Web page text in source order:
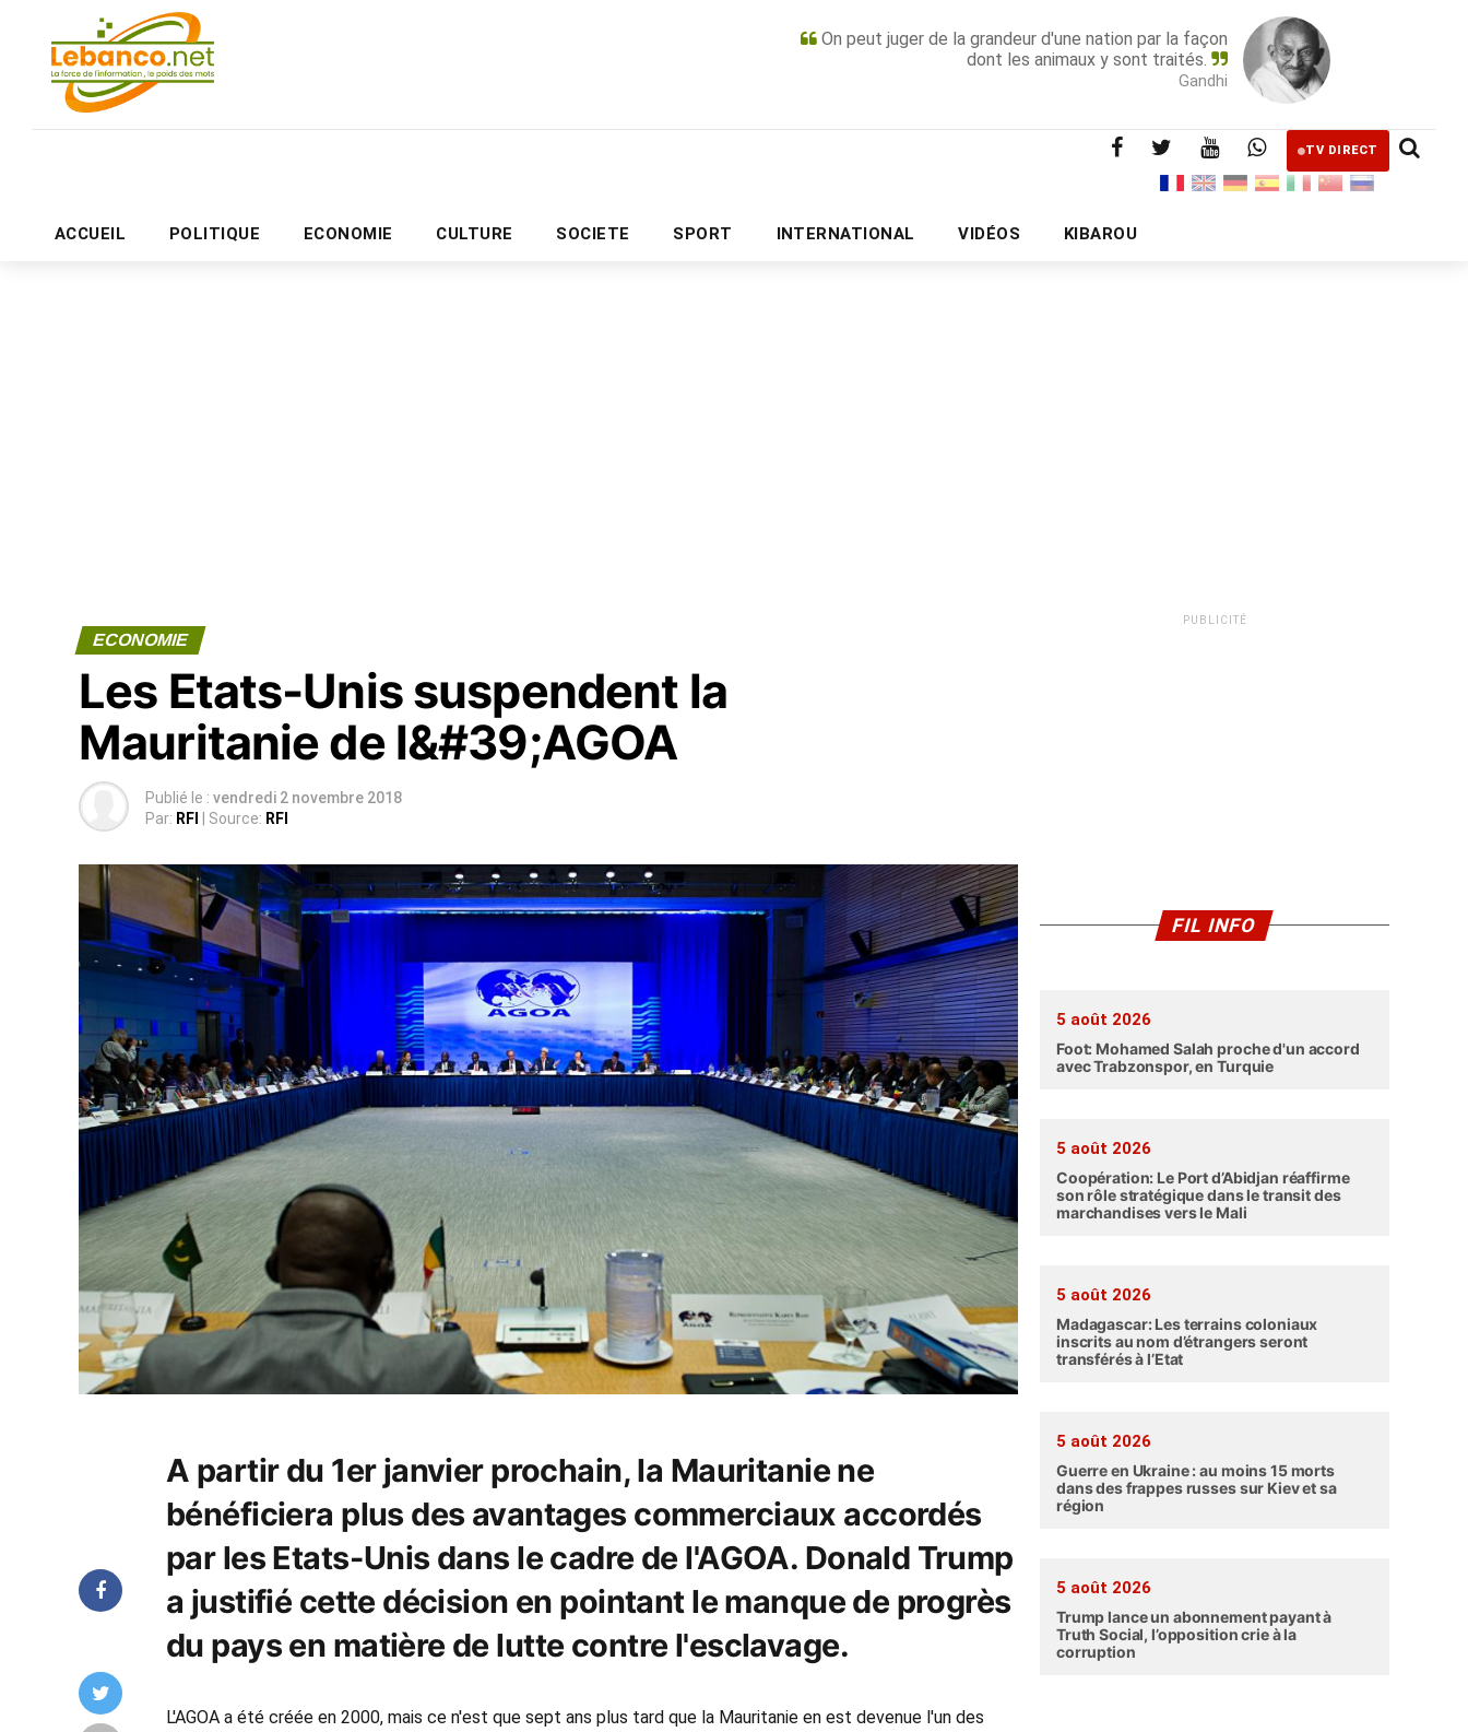
On peut juger de la grandeur d'une nation par la façon
dont les animaux y sont traités.
Gandhi
TV DIRECT
ACCUEIL POLITIQUE ECONOMIE CULTURE SOCIETE SPORT INTERNATIONAL VIDÉOS KIBAROU
PUBLICITÉ
ECONOMIE
Les Etats-Unis suspendent la
Mauritanie de l&#39;AGOA
Publié le : vendredi 2 novembre 2018
Par: RFI | Source: RFI
A partir du 1er janvier prochain, la Mauritanie ne
bénéficiera plus des avantages commerciaux accordés
par les Etats-Unis dans le cadre de l'AGOA. Donald Trump
a justifié cette décision en pointant le manque de progrès
du pays en matière de lutte contre l'esclavage.
L'AGOA a été créée en 2000, mais ce n'est que sept ans plus tard que la Mauritanie en est devenue l'un des
PUBLICITÉ
FIL INFO
5 août 2026
Foot: Mohamed Salah proche d'un accord
avec Trabzonspor, en Turquie
5 août 2026
Coopération: Le Port d’Abidjan réaffirme
son rôle stratégique dans le transit des
marchandises vers le Mali
5 août 2026
Madagascar: Les terrains coloniaux
inscrits au nom d’étrangers seront
transférés à l’Etat
5 août 2026
Guerre en Ukraine : au moins 15 morts
dans des frappes russes sur Kiev et sa
région
5 août 2026
Trump lance un abonnement payant à
Truth Social, l’opposition crie à la
corruption